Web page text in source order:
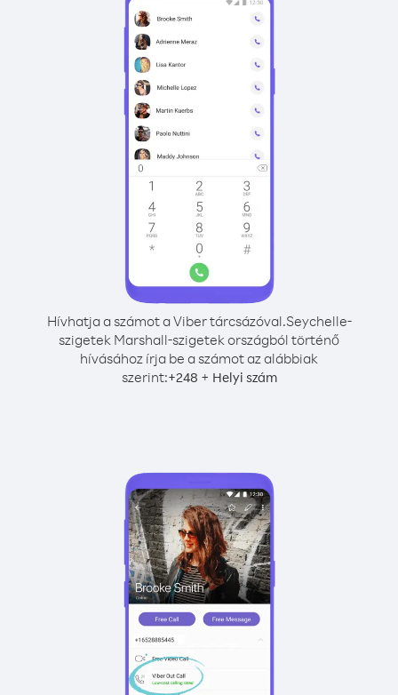
Hívhatja a számot a Viber tárcsázóval.Seychelle-
szigetek Marshall-szigetek országból történő
hívásához írja be a számot az alábbiak
szerint:+248 + Helyi szám